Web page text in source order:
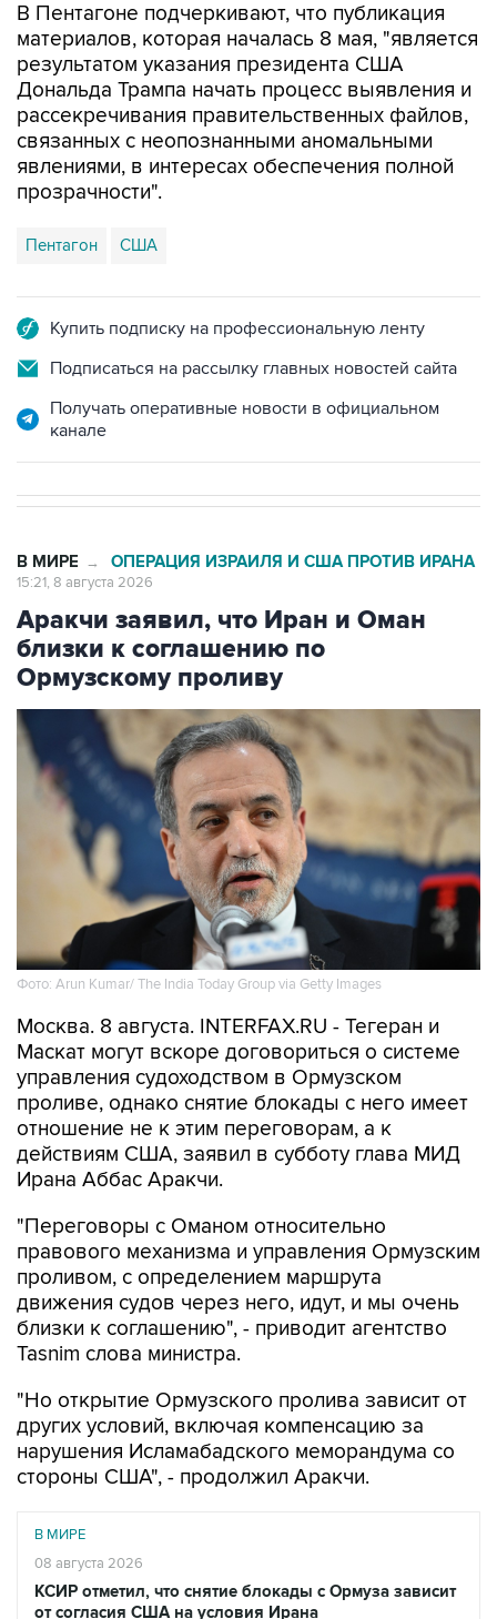
В Пентагоне подчеркивают, что публикация
материалов, которая началась 8 мая, "является
результатом указания президента США
Дональда Трампа начать процесс выявления и
рассекречивания правительственных файлов,
связанных с неопознанными аномальными
явлениями, в интересах обеспечения полной
прозрачности".
Пентагон США
Купить подписку на профессиональную ленту
Подписаться на рассылку главных новостей сайта
Получать оперативные новости в официальном
канале
В МИРЕ → ОПЕРАЦИЯ ИЗРАИЛЯ И США ПРОТИВ ИРАНА
15:21, 8 августа 2026
Аракчи заявил, что Иран и Оман
близки к соглашению по
Ормузскому проливу
Фото: Arun Kumar/ The India Today Group via Getty Images
Москва. 8 августа. INTERFAX.RU - Тегеран и
Маскат могут вскоре договориться о системе
управления судоходством в Ормузском
проливе, однако снятие блокады с него имеет
отношение не к этим переговорам, а к
действиям США, заявил в субботу глава МИД
Ирана Аббас Аракчи.
"Переговоры с Оманом относительно
правового механизма и управления Ормузским
проливом, с определением маршрута
движения судов через него, идут, и мы очень
близки к соглашению", - приводит агентство
Tasnim слова министра.
"Но открытие Ормузского пролива зависит от
других условий, включая компенсацию за
нарушения Исламабадского меморандума со
стороны США", - продолжил Аракчи.
В МИРЕ
08 августа 2026
КСИР отметил, что снятие блокады с Ормуза зависит
от согласия США на условия Ирана